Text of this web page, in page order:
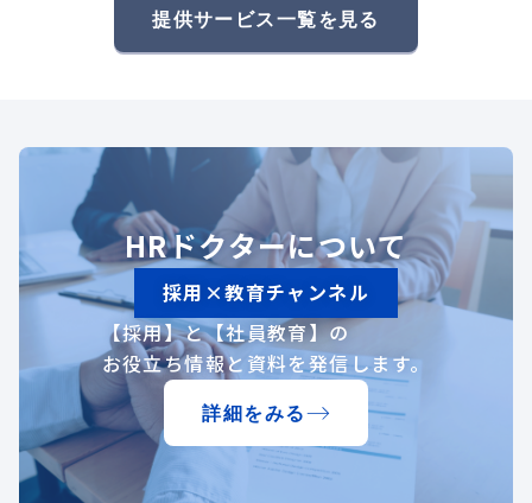
提供サービス一覧を見る
HRドクターについて
採用×教育チャンネル
【採用】と【社員教育】の
お役立ち情報と資料を発信します。
詳細をみる